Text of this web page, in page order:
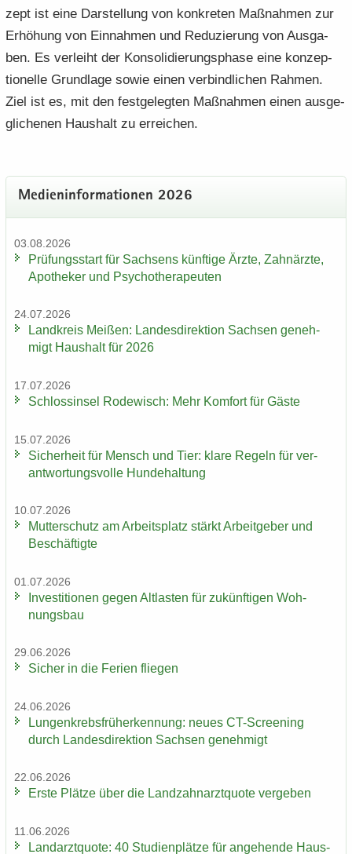
zept ist eine Dar­stel­lung von kon­kre­ten Maß­nah­men zur
Er­hö­hung von Ein­nah­men und Re­du­zie­rung von Aus­ga­
ben. Es ver­leiht der Kon­so­li­die­rungs­pha­se eine kon­zep­
tio­nel­le Grund­la­ge sowie einen ver­bind­li­chen Rah­men.
Ziel ist es, mit den fest­ge­leg­ten Maß­nah­men einen aus­ge­
gli­che­nen Haus­halt zu er­rei­chen.
Me­di­en­in­for­ma­tio­nen 2026
03.08.2026
Prü­fungs­start für Sach­sens künf­ti­ge Ärzte, Zahn­ärz­te,
Apo­the­ker und Psy­cho­the­ra­peu­ten
24.07.2026
Land­kreis Mei­ßen: Lan­des­di­rek­ti­on Sach­sen ge­neh­
migt Haus­halt für 2026
17.07.2026
Schloss­in­sel Ro­de­wisch: Mehr Kom­fort für Gäste
15.07.2026
Si­cher­heit für Mensch und Tier: klare Re­geln für ver­
ant­wor­tungs­vol­le Hun­de­hal­tung
10.07.2026
Mut­ter­schutz am Ar­beits­platz stärkt Ar­beit­ge­ber und
Be­schäf­tig­te
01.07.2026
In­ves­ti­tio­nen gegen Alt­las­ten für zu­künf­ti­gen Woh­
nungs­bau
29.06.2026
Si­cher in die Fe­ri­en flie­gen
24.06.2026
Lun­gen­krebs­früh­erken­nung: neues CT-​Screening
durch Lan­des­di­rek­ti­on Sach­sen ge­neh­migt
22.06.2026
Erste Plät­ze über die Land­zahn­arzt­quo­te ver­ge­ben
11.06.2026
Land­arzt­quo­te: 40 Stu­di­en­plät­ze für an­ge­hen­de Haus­